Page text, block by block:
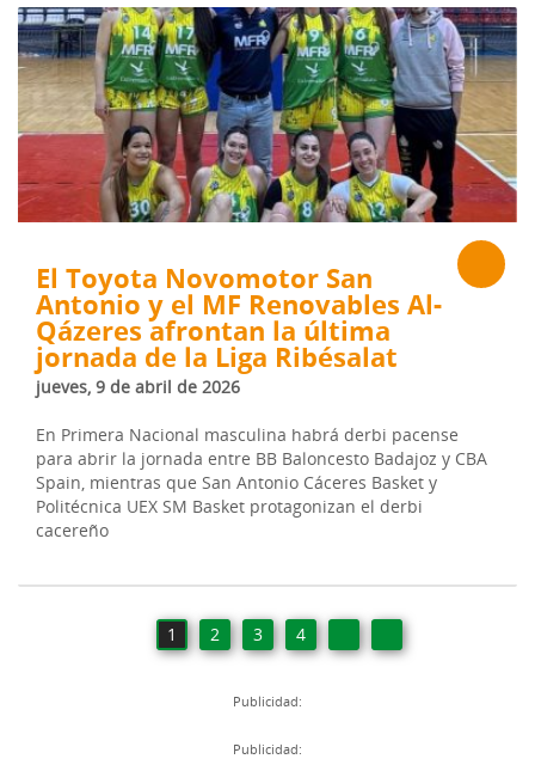
El Toyota Novomotor San
Antonio y el MF Renovables Al-
Qázeres afrontan la última
jornada de la Liga Ribésalat
jueves, 9 de abril de 2026
En Primera Nacional masculina habrá derbi pacense
para abrir la jornada entre BB Baloncesto Badajoz y CBA
Spain, mientras que San Antonio Cáceres Basket y
Politécnica UEX SM Basket protagonizan el derbi
cacereño
1 2 3 4
Publicidad:
Publicidad: